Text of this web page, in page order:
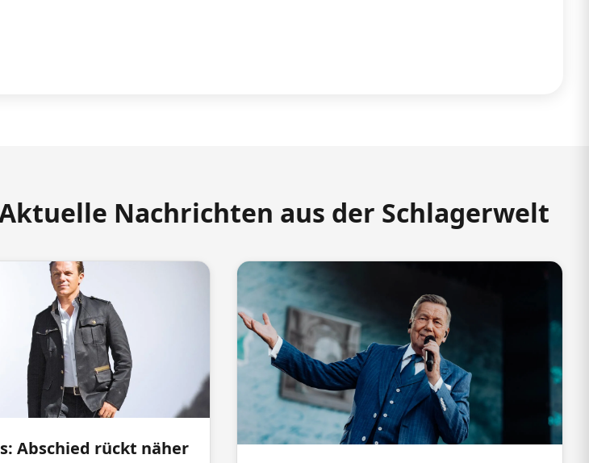
Nachrichten aus der Schlagerwelt
Abschied rückt näher